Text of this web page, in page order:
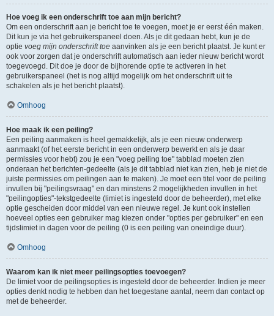
Hoe voeg ik een onderschrift toe aan mijn bericht?
Om een onderschrift aan je bericht toe te voegen, moet je er eerst één maken.
Dit kun je via het gebruikerspaneel doen. Als je dit gedaan hebt, kun je de
optie voeg mijn onderschrift toe aanvinken als je een bericht plaatst. Je kunt er
ook voor zorgen dat je onderschrift automatisch aan ieder nieuw bericht wordt
toegevoegd. Dit doe je door de bijhorende optie te activeren in het
gebruikerspaneel (het is nog altijd mogelijk om het onderschrift uit te
schakelen als je het bericht plaatst).
Omhoog
Hoe maak ik een peiling?
Een peiling aanmaken is heel gemakkelijk, als je een nieuw onderwerp
aanmaakt (of het eerste bericht in een onderwerp bewerkt en als je daar
permissies voor hebt) zou je een "voeg peiling toe" tabblad moeten zien
onderaan het berichten-gedeelte (als je dit tabblad niet kan zien, heb je niet de
juiste permissies om peilingen aan te maken). Je moet een titel voor de peiling
invullen bij "peilingsvraag" en dan minstens 2 mogelijkheden invullen in het
"peilingopties"-tekstgedeelte (limiet is ingesteld door de beheerder), met elke
optie gescheiden door middel van een nieuwe regel. Je kunt ook instellen
hoeveel opties een gebruiker mag kiezen onder "opties per gebruiker" en een
tijdslimiet in dagen voor de peiling (0 is een peiling van oneindige duur).
Omhoog
Waarom kan ik niet meer peilingsopties toevoegen?
De limiet voor de peilingsopties is ingesteld door de beheerder. Indien je meer
opties denkt nodig te hebben dan het toegestane aantal, neem dan contact op
met de beheerder.